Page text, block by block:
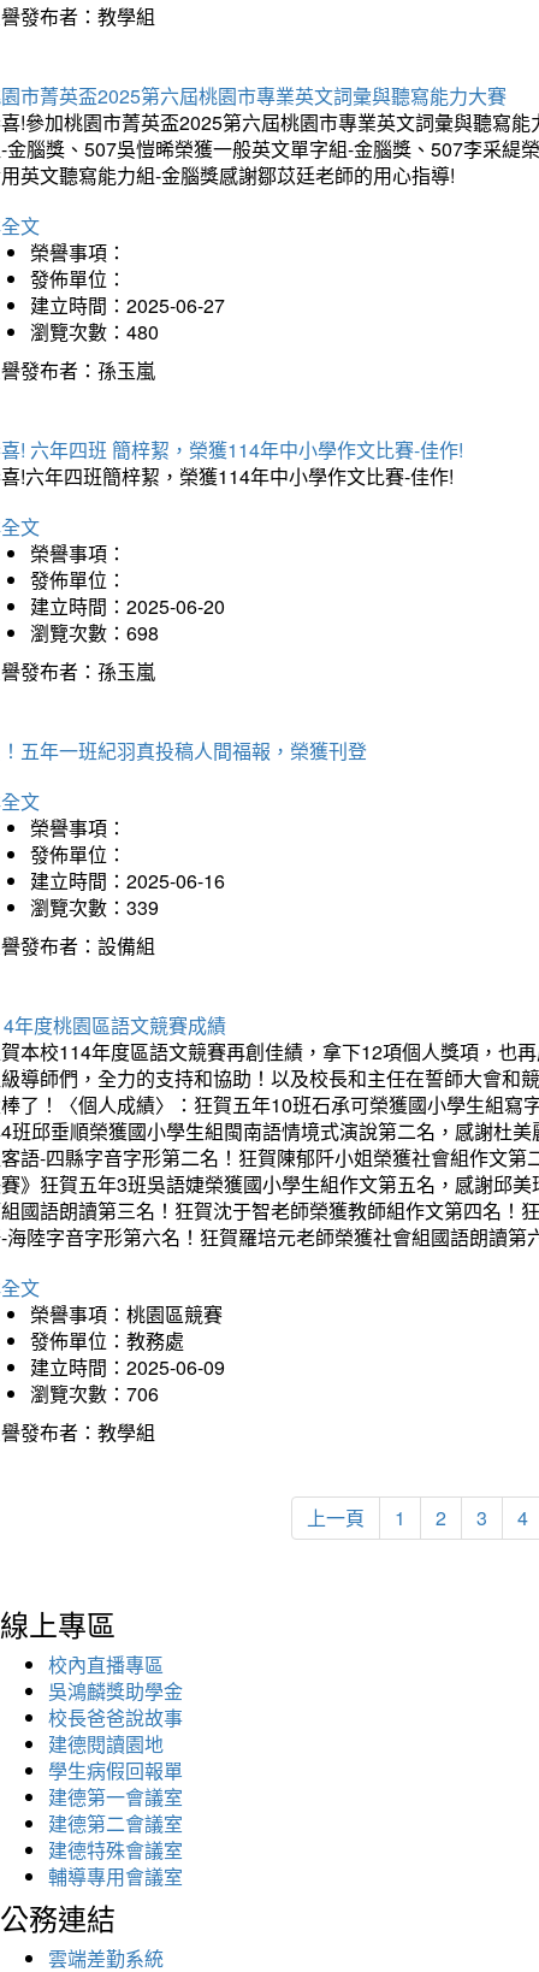
發布者：教學組
市菁英盃2025第六屆桃園市專業英文詞彙與聽寫能力大賽
!參加桃園市菁英盃2025第六屆桃園市專業英文詞彙與聽寫
金腦獎、507吳愷晞榮獲一般英文單字組-金腦獎、507李采緹
英文聽寫能力組-金腦獎感謝鄒苡廷老師的用心指導!
文
榮譽事項：
發佈單位：
建立時間：2025-06-27
瀏覽次數：480
發布者：孫玉嵐
! 六年四班 簡梓絜，榮獲114年中小學作文比賽-佳作!
!六年四班簡梓絜，榮獲114年中小學作文比賽-佳作!
文
榮譽事項：
發佈單位：
建立時間：2025-06-20
瀏覽次數：698
發布者：孫玉嵐
五年一班紀羽真投稿人間福報，榮獲刊登
文
榮譽事項：
發佈單位：
建立時間：2025-06-16
瀏覽次數：339
發布者：設備組
年度桃園區語文競賽成績
本校114年度區語文競賽再創佳績，拿下12項個人獎項，也
導師們，全力的支持和協助！以及校長和主任在誓師大會和
了！〈個人成績〉：狂賀五年10班石承可榮獲國小學生組
班邱垂順榮獲國小學生組閩南語情境式演說第二名，感謝杜
語-四縣字音字形第二名！狂賀陳郁阡小姐榮獲社會組作文
》狂賀五年3班吳語婕榮獲國小學生組作文第五名，感謝邱
國語朗讀第三名！狂賀沈于智老師榮獲教師組作文第四名！
海陸字音字形第六名！狂賀羅培元老師榮獲社會組國語朗讀
文
榮譽事項：桃園區競賽
發佈單位：教務處
建立時間：2025-06-09
瀏覽次數：706
發布者：教學組
上一頁 1 2 3 4
線上專區
校內直播專區
吳鴻麟獎助學金
校長爸爸說故事
建德閱讀園地
學生病假回報單
建德第一會議室
建德第二會議室
建德特殊會議室
輔導專用會議室
公務連結
雲端差勤系統